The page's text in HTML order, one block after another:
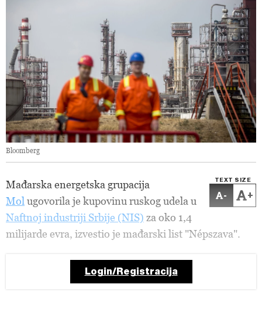
Bloomberg
TEXT SIZE
- +
Mađarska energetska grupacija
Mol ugovorila je kupovinu ruskog udela u
Naftnoj industriji Srbije (NIS) za oko 1,4
milijarde evra, izvestio je mađarski list "Népszava".
Login/Registracija